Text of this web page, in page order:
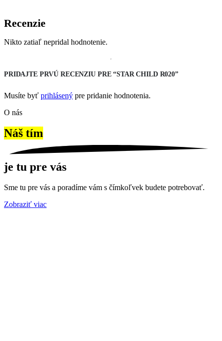
Recenzie
Nikto zatiaľ nepridal hodnotenie.
PRIDAJTE PRVÚ RECENZIU PRE “STAR CHILD R020”
Musíte byť prihlásený pre pridanie hodnotenia.
O nás
Náš tím
je tu pre vás
Sme tu pre vás a poradíme vám s čímkoľvek budete potrebovať.
Zobraziť viac